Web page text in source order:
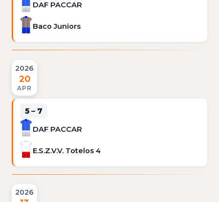
DAF PACCAR
Baco Juniors
2026
20
APR
5 – 7
DAF PACCAR
E.S.Z.V.V. Totelos 4
2026